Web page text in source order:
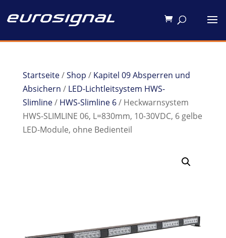
Startseite/Shop / Kapitel 09 Absperren und
Absichern / LED-Lichtleitsystem HWS-
Slimline/ HWS-Slimline 6/ Heckwarnsystem
HWS-SLIMLINE 06, L=830mm, 10-30VDC, 6 gelbe
LED-Module, ohne Bedienteil